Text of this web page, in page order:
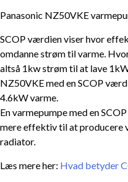
Panasonic NZ50VKE
SCOP værdien viser hvor
omdanne strøm til varme.
altså 1kw strøm til at lave
NZ50VKE med en SCOP
4.6kW varme.
En varmepumpe med en
mere effektiv til at producere
radiator.
Læs mere her: Hvad betyder